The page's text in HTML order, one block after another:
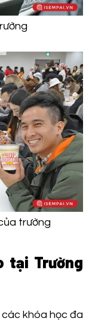
trường
tại Trường
khóa học đa